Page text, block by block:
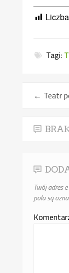
Tagi:
← Teatr
Twój adres
pola są